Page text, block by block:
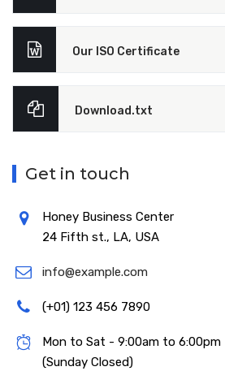
Our ISO Certificate
Download.txt
Get in touch
Honey Business Center
24 Fifth st., LA, USA
info@example.com
(+01) 123 456 7890
Mon to Sat - 9:00am to 6:00pm
(Sunday Closed)